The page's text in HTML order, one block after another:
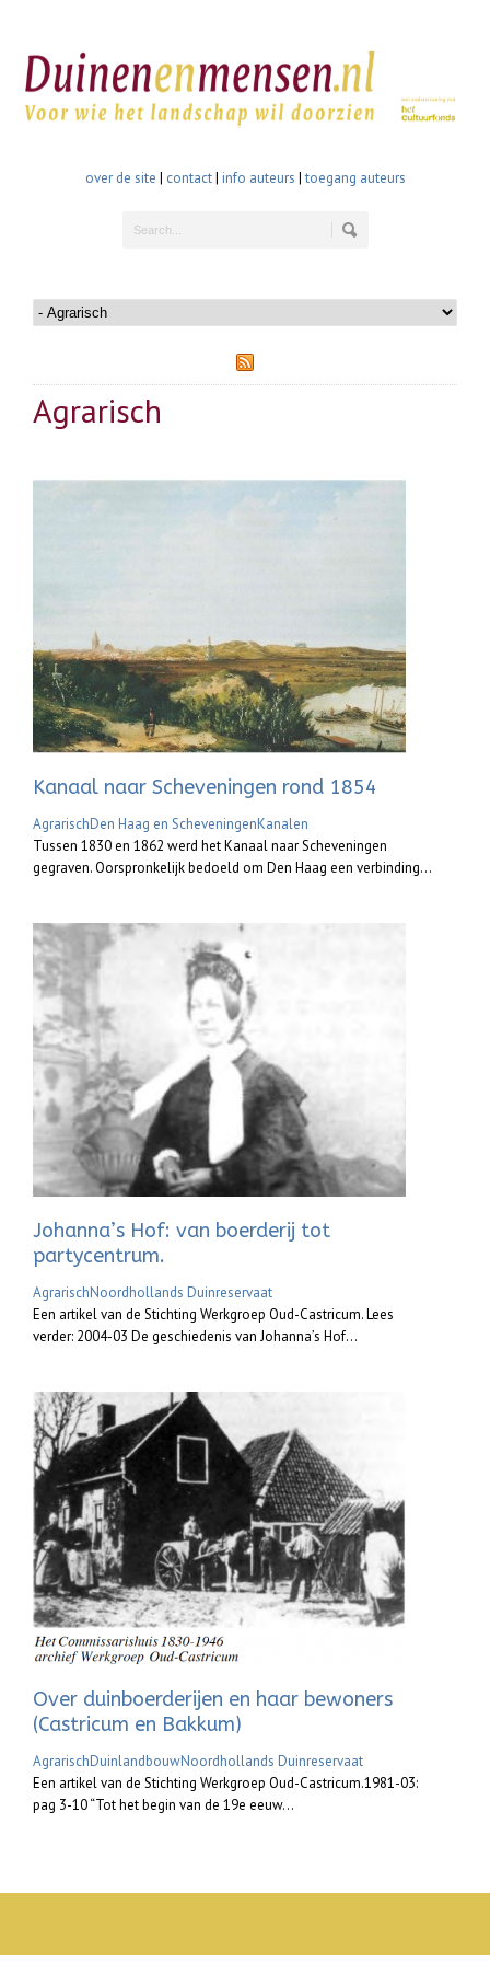
over de site | contact| info auteurs |toegang auteurs
Agrarisch
Kanaal naar Scheveningen rond 1854
AgrarischDen Haag en ScheveningenKanalen
Tussen 1830 en 1862 werd het Kanaal naar Scheveningen
gegraven. Oorspronkelijk bedoeld om Den Haag een verbinding...
Johanna’s Hof: van boerderij tot
partycentrum.
AgrarischNoordhollands Duinreservaat
Een artikel van de Stichting Werkgroep Oud-Castricum. Lees
verder: 2004-03 De geschiedenis van Johanna’s Hof...
Over duinboerderijen en haar bewoners
(Castricum en Bakkum)
AgrarischDuinlandbouwNoordhollands Duinreservaat
Een artikel van de Stichting Werkgroep Oud-Castricum.1981-03:
pag 3-10 “Tot het begin van de 19e eeuw...